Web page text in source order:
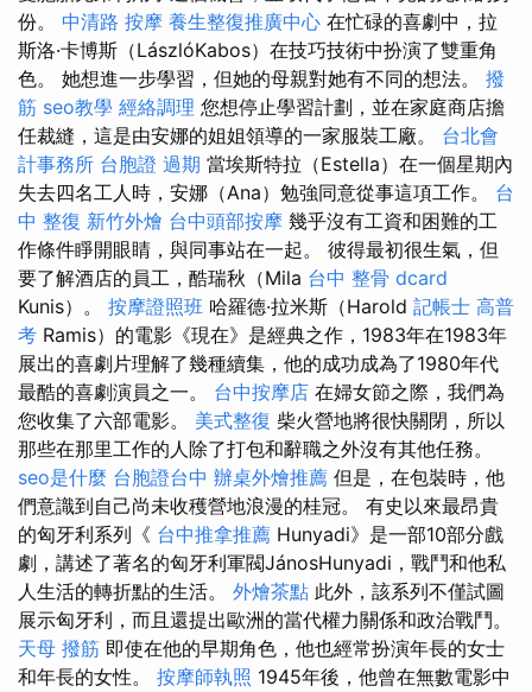
份。 中清路 按摩 養生整復推廣中心 在忙碌的喜劇中，拉
斯洛·卡博斯（LászlóKabos）在技巧技術中扮演了雙重角
色。 她想進一步學習，但她的母親對她有不同的想法。 撥
筋 seo教學 經絡調理 您想停止學習計劃，並在家庭商店擔
任裁縫，這是由安娜的姐姐領導的一家服裝工廠。 台北會
計事務所 台胞證 過期 當埃斯特拉（Estella）在一個星期內
失去四名工人時，安娜（Ana）勉強同意從事這項工作。 台
中 整復 新竹外燴 台中頭部按摩 幾乎沒有工資和困難的工
作條件睜開眼睛，與同事站在一起。 彼得最初很生氣，但
要了解酒店的員工，酷瑞秋（Mila 台中 整骨 dcard
Kunis）。 按摩證照班 哈羅德·拉米斯（Harold 記帳士 高普
考 Ramis）的電影《現在》是經典之作，1983年在1983年
展出的喜劇片理解了幾種續集，他的成功成為了1980年代
最酷的喜劇演員之一。 台中按摩店 在婦女節之際，我們為
您收集了六部電影。 美式整復 柴火營地將很快關閉，所以
那些在那里工作的人除了打包和辭職之外沒有其他任務。
seo是什麼 台胞證台中 辦桌外燴推薦 但是，在包裝時，他
們意識到自己尚未收穫營地浪漫的桂冠。 有史以來最昂貴
的匈牙利系列《 台中推拿推薦 Hunyadi》是一部10部分戲
劇，講述了著名的匈牙利軍閥JánosHunyadi，戰鬥和他私
人生活的轉折點的生活。 外燴茶點 此外，該系列不僅試圖
展示匈牙利，而且還提出歐洲的當代權力關係和政治戰鬥。
天母 撥筋 即使在他的早期角色，他也經常扮演年長的女士
和年長的女性。 按摩師執照 1945年後，他曾在無數電影中